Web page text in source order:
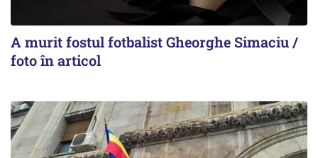
A murit fostul fotbalist Gheorghe Simaciu /
foto în articol